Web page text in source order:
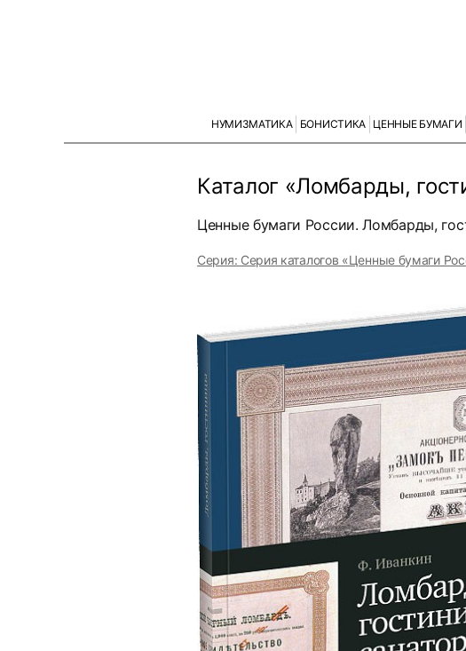
НУМИЗМАТИКА БОНИСТИКА ЦЕННЫЕ БУМАГИ
Каталог «Ломбарды,
Ценные бумаги России. Ломбарды,
Серия: Серия каталогов «Ценные бумаги